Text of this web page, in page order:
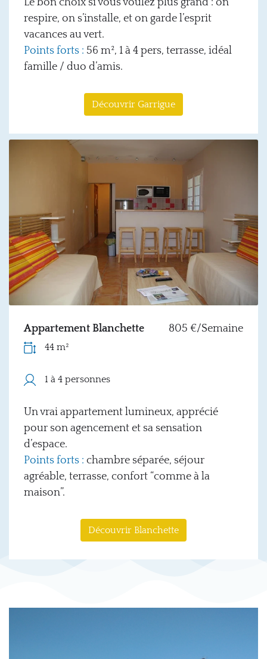
Le bon choix si vous voulez plus grand : on
respire, on s’installe, et on garde l’esprit
vacances au vert.
Points forts : 56 m², 1 à 4 pers, terrasse, idéal
famille / duo d’amis.
Découvrir Garrigue
Appartement Blanchette 805 €/Semaine
44 m²
1 à 4 personnes
Un vrai appartement lumineux, apprécié
pour son agencement et sa sensation
d’espace.
Points forts : chambre séparée, séjour
agréable, terrasse, confort “comme à la
maison”.
Découvrir Blanchette